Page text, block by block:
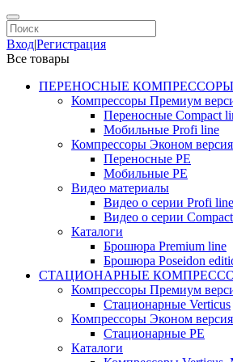
Вход|Регистрация
Все товары
ПЕРЕНОСНЫЕ
Компрессоры Премиум
Переносные Compact
Мобильные Profi line
Компрессоры Эконом
Переносные PE
Мобильные PE
Видео материалы
Видео о серии Profi line
Видео о серии
Каталоги
Брошюра Premium line
Брошюра Poseidon
СТАЦИОНАРНЫЕ
Компрессоры Премиум
Стационарные Verticus
Компрессоры Эконом
Стационарные PE
Каталоги